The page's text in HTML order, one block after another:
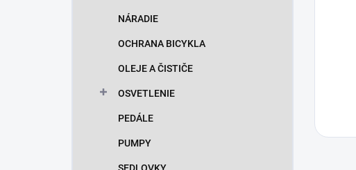
NÁRADIE
OCHRANA BICYKLA
OLEJE A ČISTIČE
OSVETLENIE
PEDÁLE
PUMPY